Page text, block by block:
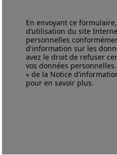
En envoyant ce
d’utilisation du site
personnelles
d'information sur les
avez le droit de refuser
vos données
» de la Notice
pour en savoir plus.